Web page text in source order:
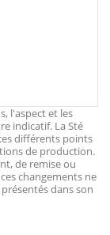
l'aspect et les
indicatif. La Sté
différents points
de production.
de remise ou
changements ne
dans son